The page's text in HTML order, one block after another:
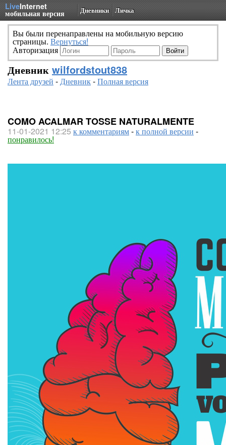
LiveInternet
мобильная версия Дневники Личка
Вы были перенаправлены на мобильную версию
страницы. Вернуться!
Авторизация
Дневник wilfordstout838
Лента друзей -Дневник-Полная версия
COMO ACALMAR TOSSE NATURALMENTE
11-01-2021 12:25 к комментариям-к полной версии -
понравилось!